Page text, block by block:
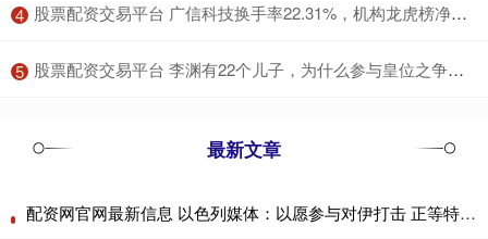
4 ​股票配资交易平台 广信科技换手率22.31%，机构龙虎榜净买入1344.89万元
5 ​股票配资交易平台 李渊有22个儿子，为什么参与皇位之争的只有3人？其他19人呢？
最新文章
配资网官网最新信息 以色列媒体：以愿参与对伊打击 正等特朗普表态